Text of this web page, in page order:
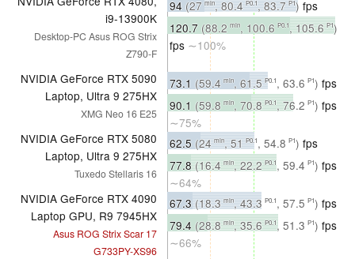
i9-13900K
Desktop-PC Asus ROG Strix
Z790-F
94 (27 min, 80.4 P0.1, 83.7 P1) fps
∼100%
120.7 (88.2 min, 100.6 P0.1, 105.6 P1)
fps ∼100%
NVIDIA GeForce RTX 5090
Laptop, Ultra 9 275HX
XMG Neo 16 E25
73.1 (59.4 min, 61.5 P0.1, 63.6 P1) fps
∼78%
90.1 (59.8 min, 70.8 P0.1, 76.2 P1) fps
∼75%
NVIDIA GeForce RTX 5080
Laptop, Ultra 9 275HX
Tuxedo Stellaris 16
62.5 (24 min, 51 P0.1, 54.8 P1) fps
∼66%
77.8(16.4 min, 22.2 P0.1, 59.4 P1) fps
∼64%
NVIDIA GeForce RTX 4090
Laptop GPU, R9 7945HX
Asus ROG Strix Scar 17
G733PY-XS96
67.3(18.3 min, 43.3 P0.1, 57.5 P1) fps
∼72%
79.4 (28.8 min, 35.6 P0.1, 51.3 P1) fps
∼66%